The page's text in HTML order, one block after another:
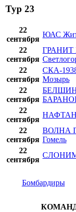
Тур 23
22
сентября
ЮАС
22
сентября
ГРАНИТ
22
сентября
СКА-
Мозырь
22
сентября
22
сентября
НАФТАН
22
сентября
ВОЛНА
Гомель
22
сентября
СЛОНИМ
Бомбардиры